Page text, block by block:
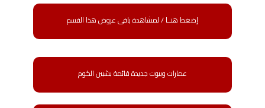
إضغط هنــا / لمشاهدة باقى عروض هذا القسم
عمارات وبيوت جديدة قائمة بشبين الكوم